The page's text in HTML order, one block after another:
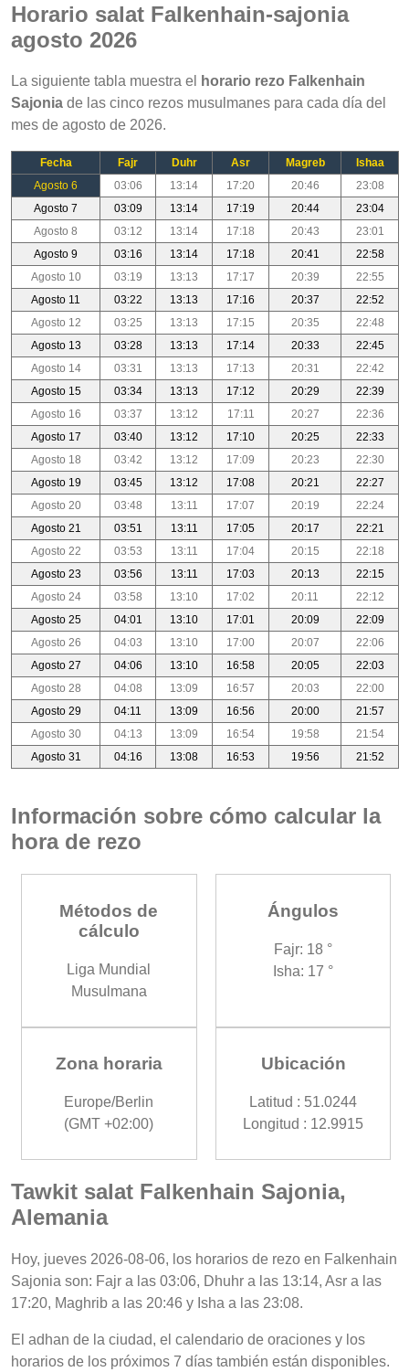
Horario salat Falkenhain-sajonia
agosto 2026
La siguiente tabla muestra el
horario rezo Falkenhain
Sajonia de las cinco rezos musulmanes para cada día del
mes de agosto de 2026.
Fecha Fajr Duhr Asr Magreb
Ishaa
Agosto 6
03:06 13:14 17:20 20:46
23:08
Agosto 7
03:09 13:14 17:19 20:44
23:04
Agosto 8
03:12 13:14 17:18 20:43
23:01
Agosto 9
03:16 13:14 17:18 20:41
22:58
Agosto 10
03:19 13:13 17:17 20:39
22:55
Agosto 11
03:22 13:13 17:16 20:37
22:52
Agosto 12
03:25 13:13 17:15 20:35
22:48
Agosto 13
03:28 13:13 17:14 20:33
22:45
Agosto 14
03:31 13:13 17:13 20:31
22:42
Agosto 15
03:34 13:13 17:12 20:29
22:39
Agosto 16
03:37 13:12 17:11 20:27
22:36
Agosto 17
03:40 13:12 17:10 20:25
22:33
Agosto 18
03:42 13:12 17:09 20:23
22:30
Agosto 19
03:45 13:12 17:08 20:21
22:27
Agosto 20
03:48 13:11 17:07 20:19
22:24
Agosto 21
03:51 13:11 17:05 20:17
22:21
Agosto 22
03:53 13:11 17:04 20:15
22:18
Agosto 23
03:56 13:11 17:03 20:13
22:15
Agosto 24
03:58 13:10 17:02 20:11
22:12
Agosto 25
04:01 13:10 17:01 20:09
22:09
Agosto 26
04:03 13:10 17:00 20:07
22:06
Agosto 27
04:06 13:10 16:58 20:05
22:03
Agosto 28
04:08 13:09 16:57 20:03
22:00
Agosto 29
04:11 13:09 16:56 20:00
21:57
Agosto 30
04:13 13:09 16:54 19:58
21:54
Agosto 31
04:16 13:08 16:53 19:56 21:52
Información sobre cómo calcular la
hora de rezo
Métodos de
cálculo
Liga Mundial
Musulmana
Ángulos
Fajr: 18 °
Isha: 17 °
Zona horaria
Europe/Berlin
(GMT +02:00)
Ubicación
Latitud : 51.0244
Longitud : 12.9915
Tawkit salat Falkenhain Sajonia,
Alemania
Hoy, jueves 2026-08-06, los horarios de rezo en Falkenhain
Sajonia son: Fajr a las 03:06, Dhuhr a las 13:14, Asr a las
17:20, Maghrib a las 20:46 y Isha a las 23:08.
El adhan de la ciudad, el calendario de oraciones y los
horarios de los próximos 7 días también están disponibles.